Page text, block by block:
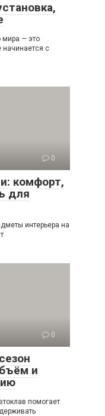
мира — это
начинается с
0
комфорт,
для
интерьера на
0
и
помогает